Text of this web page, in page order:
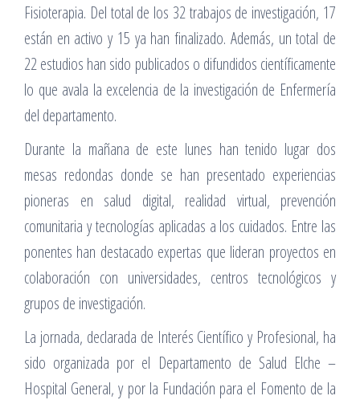
Fisioterapia. Del total de los 32 trabajos de investigación, 17
están en activo y 15 ya han finalizado. Además, un total de
22 estudios han sido publicados o difundidos científicamente
lo que avala la excelencia de la investigación de Enfermería
del departamento.
Durante la mañana de este lunes han tenido lugar dos
mesas redondas donde se han presentado experiencias
pioneras en salud digital, realidad virtual, prevención
comunitaria y tecnologías aplicadas a los cuidados. Entre las
ponentes han destacado expertas que lideran proyectos en
colaboración con universidades, centros tecnológicos y
grupos de investigación.
La jornada, declarada de Interés Científico y Profesional, ha
sido organizada por el Departamento de Salud Elche –
Hospital General, y por la Fundación para el Fomento de la